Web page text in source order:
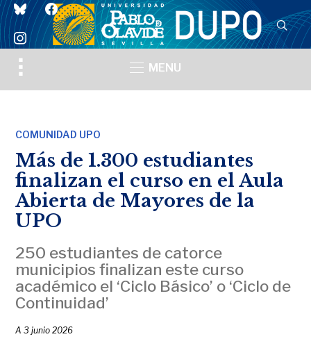
blueskyfacebook
instagram
Toggle
sidebar
MENU
COMUNIDAD UPO
Más de 1.300 estudiantes
finalizan el curso en el Aula
Abierta de Mayores de la
UPO
250 estudiantes de catorce
municipios finalizan este curso
académico el ‘Ciclo Básico’ o ‘Ciclo de
Continuidad’
A3 junio 2026